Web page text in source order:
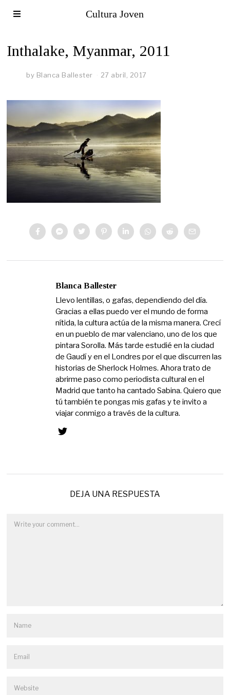
Cultura Joven
Inthalake, Myanmar, 2011
by Blanca Ballester 27 abril, 2017
Blanca Ballester
Llevo lentillas, o gafas, dependiendo del día.
Gracias a ellas puedo ver el mundo de forma
nítida, la cultura actúa de la misma manera. Crecí
en un pueblo de mar valenciano, uno de los que
pintara Sorolla. Más tarde estudié en la ciudad
de Gaudí y en el Londres por el que discurren las
historias de Sherlock Holmes. Ahora trato de
abrirme paso como periodista cultural en el
Madrid que tanto ha cantado Sabina. Quiero que
tú también te pongas mis gafas y te invito a
viajar conmigo a través de la cultura.
DEJA UNA RESPUESTA